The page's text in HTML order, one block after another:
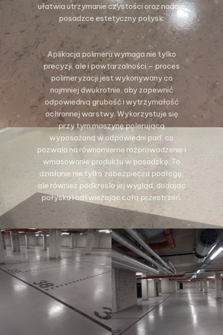
ułatwia utrzymanie czystości oraz nadaje
posadzce estetyczny połysk.
Aplikacja polimeru wymaga nie tylko
precyzji, ale i powtarzalności – proces
polimeryzacji jest wykonywany co
najmniej dwukrotnie, aby zapewnić
odpowiednią grubość i wytrzymałość
ochronnej warstwy. Wykorzystuje się
przy tym maszynę polerującą
wyposażoną w odpowiedni pad, co
pozwala na równomierne rozprowadzenie i
wmasowanie produktu w posadzkę. To
działanie nie tylko zabezpiecza podłogę,
ale również podkreśla jej wygląd, dodając
połysku i odświeżając całą przestrzeń.